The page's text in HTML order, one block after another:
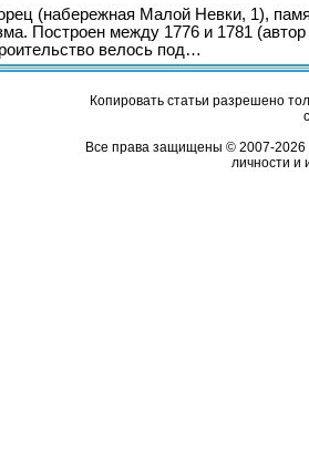
(набережная Малой Невки, 1),
Построен между 1776 и 1781 (автор
велось под…
Копировать статьи разрешено
Все права защищены © 2007-2026
личности и